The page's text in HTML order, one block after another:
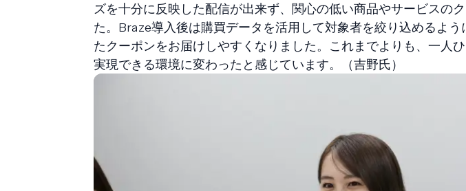
ズを十分に反映した配信が出来ず、関心の低い商品やサービスの
た。Braze導入後は購買データを活用して対象者を絞り込めるよ
たクーポンをお届けしやすくなりました。これまでよりも、一人
実現できる環境に変わったと感じています。（吉野氏）